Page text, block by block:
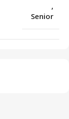
,
Senior